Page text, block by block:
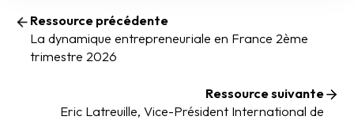
Ressource précédente
La dynamique entrepreneuriale en France 2ème
trimestre 2026
Ressource suivante
Eric Latreuille, Vice-Président International de